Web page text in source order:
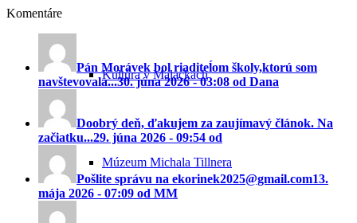
Kultúra v Malackách
Múzeum Michala Tillnera
Komentáre
Pán Morávek bol riaditeĺom školy,ktorú som
navštevovala...30. júna 2026 - 03:08 od Dana
Doobrý deň, ďakujem za zaujímavý článok. Na
začiatku...29. júna 2026 - 09:54 od
Pošlite správu na ekorinek2025@gmail.com13.
mája 2026 - 07:09 od MM